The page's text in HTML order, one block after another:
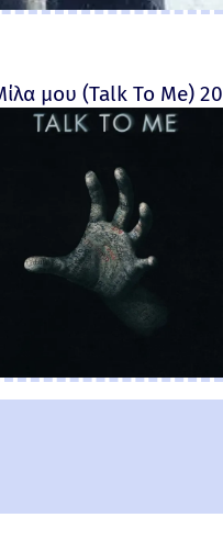
Mansion) - 2023
μου (Talk To Me)